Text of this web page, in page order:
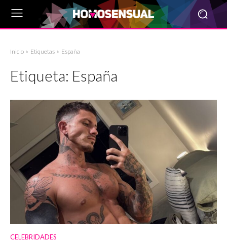
Inicio Etiquetas España
Etiqueta: España
CELEBRIDADES